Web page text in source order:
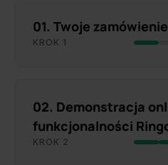
01. Twoje
KROK 1
02. Demonstracja
funkcjonalności
KROK 2